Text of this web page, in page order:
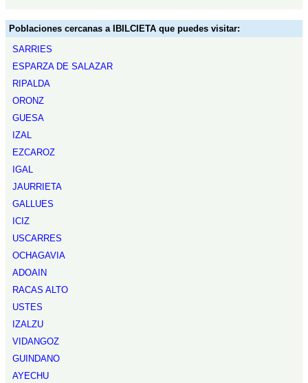
Poblaciones cercanas a IBILCIETA que puedes visitar:
SARRIES
ESPARZA DE SALAZAR
RIPALDA
ORONZ
GUESA
IZAL
EZCAROZ
IGAL
JAURRIETA
GALLUES
ICIZ
USCARRES
OCHAGAVIA
ADOAIN
RACAS ALTO
USTES
IZALZU
VIDANGOZ
GUINDANO
AYECHU